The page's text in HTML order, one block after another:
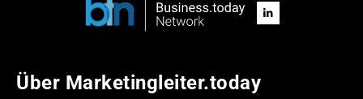
Über Marketingleiter.today